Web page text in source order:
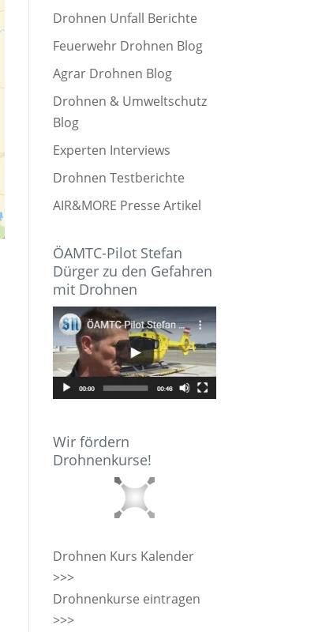
Drohnen Unfall Berichte
Feuerwehr Drohnen Blog
Agrar Drohnen Blog
Drohnen & Umweltschutz
Blog
Experten Interviews
Drohnen Testberichte
AIR&MORE Presse Artikel
ÖAMTC-Pilot Stefan
Dürger zu den Gefahren
mit Drohnen
Wir fördern
Drohnenkurse!
Drohnen Kurs Kalender
>>>
Drohnenkurse eintragen
>>>